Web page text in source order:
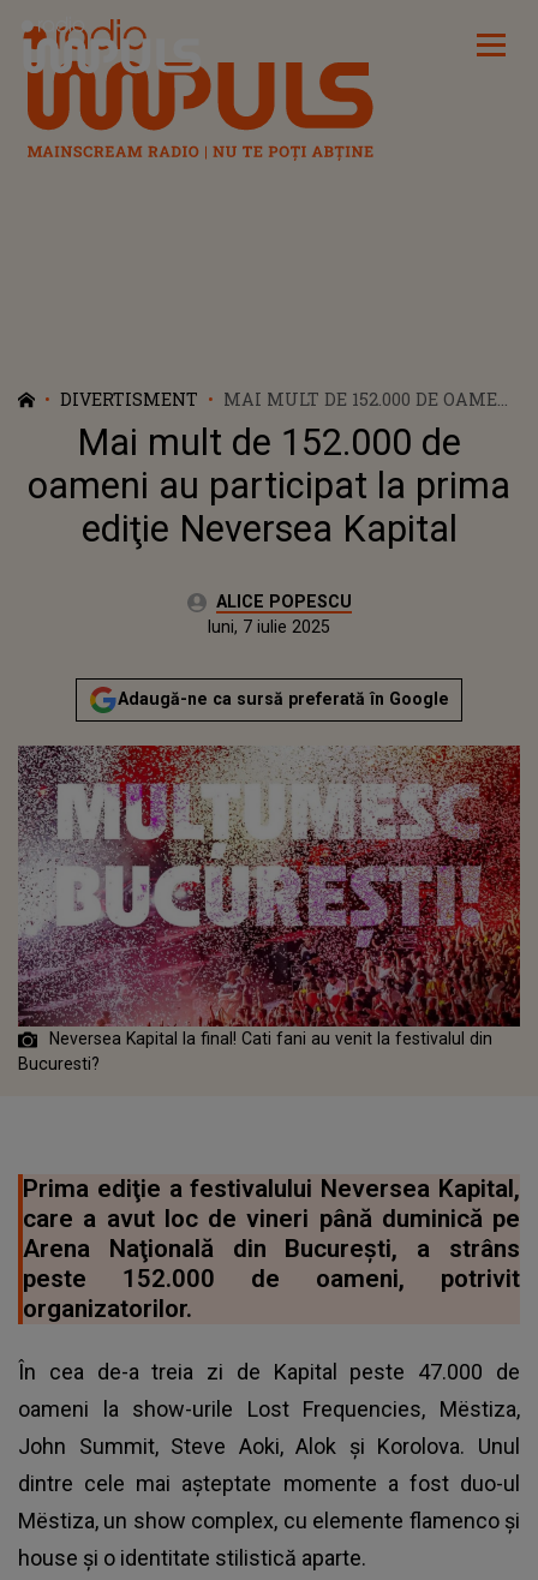
Radio Impuls
DIVERTISMENT
MAI MULT DE 152.000 DE OAMENI
AU PARTICIPAT LA PRIMA EDIŢIE
NEVERSEA KAPITAL
Mai mult de 152.000 de
oameni au participat la prima
ediţie Neversea Kapital
Autor:ALICE POPESCU
Publicat:
luni, 7 iulie 2025
Adaugă-ne ca sursă preferată în Google
Neversea Kapital la final! Cati fani au venit la festivalul din
Bucuresti?
Prima ediţie a festivalului Neversea Kapital,
care a avut loc de vineri până duminică pe
Arena Naţională din Bucureşti, a strâns
peste 152.000 de oameni, potrivit
organizatorilor.
În cea de-a treia zi de Kapital peste 47.000 de
oameni la show-urile Lost Frequencies, Mëstiza,
John Summit, Steve Aoki, Alok şi Korolova. Unul
dintre cele mai aşteptate momente a fost duo-ul
Mëstiza, un show complex, cu elemente flamenco şi
house şi o identitate stilistică aparte.